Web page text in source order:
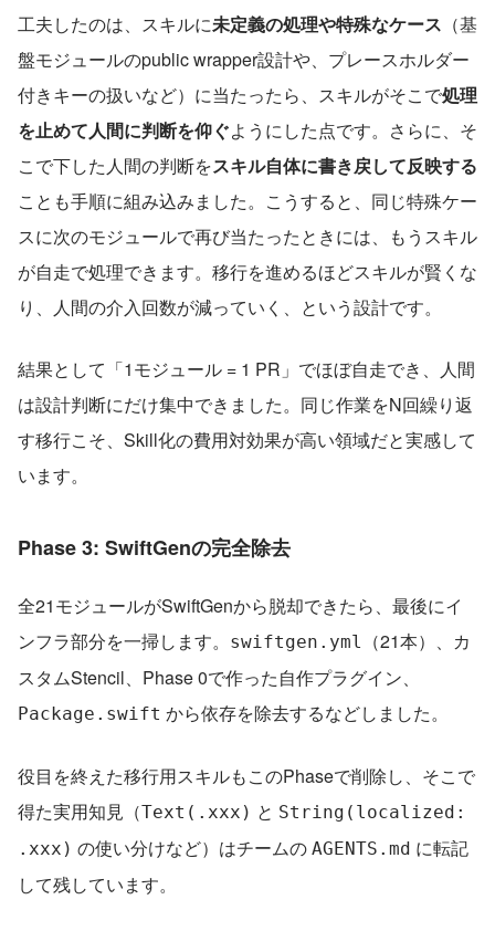
工夫したのは、スキルに未定義の処理や特殊なケース （基
盤モジュールのpublic wrapper設計や、プレースホルダー
付きキーの扱いなど）に当たったら、スキルがそこで処理
を止めて人間に判断を仰ぐようにした点です。さらに、そ
こで下した人間の判断をスキル自体に書き戻して反映する
ことも手順に組み込みました。こうすると、同じ特殊ケー
スに次のモジュールで再び当たったときには、もうスキル
が自走で処理できます。移行を進めるほどスキルが賢くな
り、人間の介入回数が減っていく、という設計です。
結果として「1モジュール = 1 PR」でほぼ自走でき、人間
は設計判断にだけ集中できました。同じ作業をN回繰り返
す移行こそ、Skill化の費用対効果が高い領域だと実感して
います。
Phase 3: SwiftGenの完全除去
全21モジュールがSwiftGenから脱却できたら、最後にイ
ンフラ部分を一掃します。
swiftgen.yml
（21本）、カ
スタムStencil、Phase 0で作った自作プラグイン、
Package.swift から依存を除去するなどしました。
役目を終えた移行用スキルもこのPhaseで削除し、そこで
得た実用知見（Text(.xxx) と String(localized:
.xxx) の使い分けなど）はチームの AGENTS.md に転記
して残しています。